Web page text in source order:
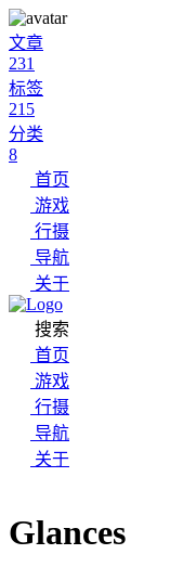
文章
231
标签
215
分类
8
首页
游戏
行摄
导航
关于
搜索
首页
游戏
行摄
导航
关于
Glances